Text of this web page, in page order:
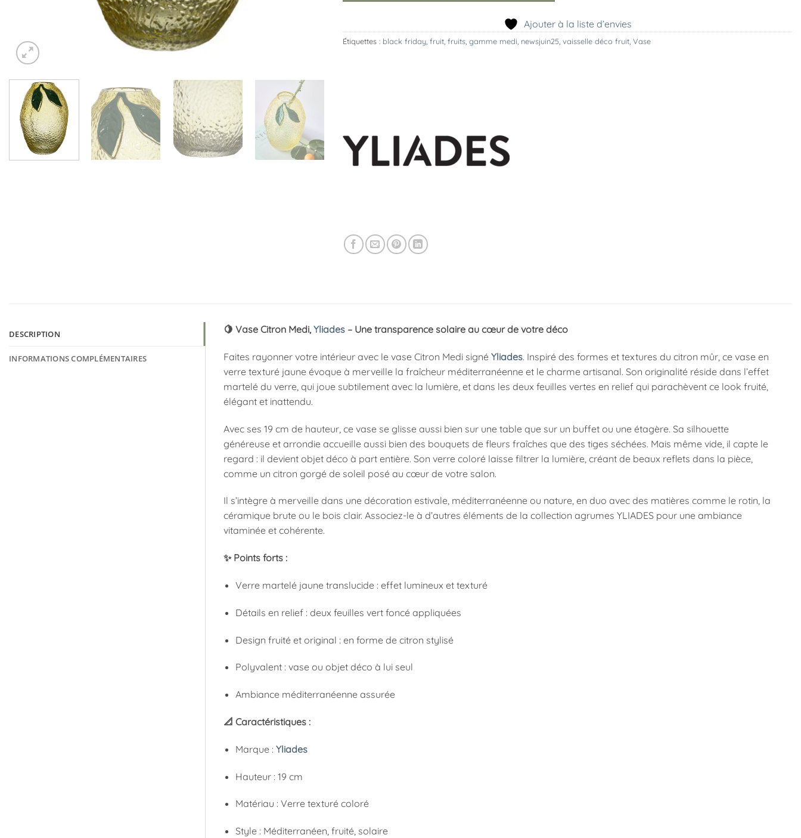
Ajouter à la liste d’envies
Étiquettes : black friday fruit fruits gamme medi newsjuin25 vaisselle déco fruit Vase
DESCRIPTION
INFORMATIONS COMPLÉMENTAIRES
🍋 Vase Citron Medi,Yliades– Une transparence solaire au cœur de votre déco
Faites rayonner votre intérieur avec le vase Citron Medi signé Yliades. Inspiré des formes et textures du citron mûr, ce vase en
verre texturé jaune évoque à merveille la fraîcheur méditerranéenne et le charme artisanal. Son originalité réside dans l’effet
martelé du verre, qui joue subtilement avec la lumière, et dans les deux feuilles vertes en relief qui parachèvent ce look fruité,
élégant et inattendu.
Avec ses 19 cm de hauteur, ce vase se glisse aussi bien sur une table que sur un buffet ou une étagère. Sa silhouette
généreuse et arrondie accueille aussi bien des bouquets de fleurs fraîches que des tiges séchées. Mais même vide, il capte le
regard : il devient objet déco à part entière. Son verre coloré laisse filtrer la lumière, créant de beaux reflets dans la pièce,
comme un citron gorgé de soleil posé au cœur de votre salon.
Il s’intègre à merveille dans une décoration estivale, méditerranéenne ou nature, en duo avec des matières comme le rotin, la
céramique brute ou le bois clair. Associez-le à d’autres éléments de la collection agrumes YLIADES pour une ambiance
vitaminée et cohérente.
✨ Points forts :
Verre martelé jaune translucide : effet lumineux et texturé
Détails en relief : deux feuilles vert foncé appliquées
Design fruité et original : en forme de citron stylisé
Polyvalent : vase ou objet déco à lui seul
Ambiance méditerranéenne assurée
📐 Caractéristiques :
Marque :Yliades
Hauteur : 19 cm
Matériau : Verre texturé coloré
Style : Méditerranéen, fruité, solaire